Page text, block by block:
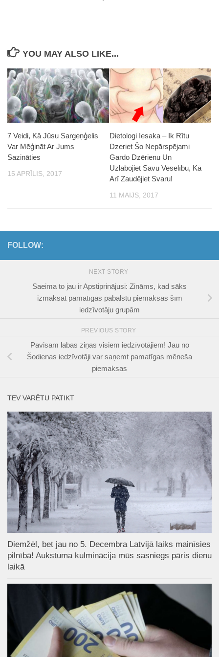
YOU MAY ALSO LIKE...
7 Veidi, Kā Jūsu Sargeņģelis
Var Mēģināt Ar Jums
Sazināties
15 APRĪLIS, 2017
Dietologi Iesaka – Ik Rītu
Dzeriet Šo Nepārspējami
Gardo Dzērienu Un
Uzlabojiet Savu Veselību, Kā
Arī Zaudējiet Svaru!
11 MAIJS, 2017
FOLLOW:
NEXT STORY
Saeima to jau ir Apstiprinājusi: Zināms, kad sāks
izmaksāt pamatīgas pabalstu piemaksas šīm
iedzīvotāju grupām
PREVIOUS STORY
Pavisam labas ziņas visiem iedzīvotājiem! Jau no
Šodienas iedzīvotāji var saņemt pamatīgas mēneša
piemaksas
TEV VARĒTU PATIKT
Diemžēl, bet jau no 5. Decembra Latvijā laiks mainīsies
pilnībā! Aukstuma kulminācija mūs sasniegs pāris dienu
laikā